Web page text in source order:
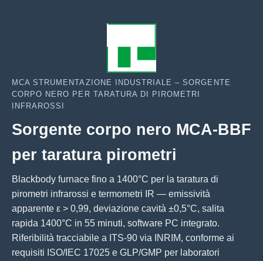
MCA STRUMENTAZIONE INDUSTRIALE – SORGENTE
CORPO NERO PER TARATURA DI PIROMETRI
INFRAROSSI
Sorgente corpo nero MCA-BBF
per taratura pirometri
Blackbody furnace fino a 1400°C per la taratura di
pirometri infrarossi e termometri IR — emissività
apparente ε > 0,99, deviazione cavità ±0,5°C, salita
rapida 1400°C in 55 minuti, software PC integrato.
Riferibilità tracciabile a ITS-90 via INRIM, conforme ai
requisiti ISO/IEC 17025 e GLP/GMP per laboratori